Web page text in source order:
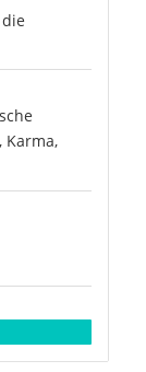
Karma,